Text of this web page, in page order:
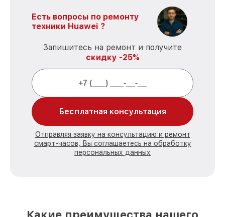
Есть вопросы по ремонту
техники Huawei ?
Запишитесь на ремонт и получите
скидку -25%
Бесплатная консультация
Отправляя заявку на консультацию и ремонт
смарт-часов, Вы соглашаетесь на обработку
персональных данных